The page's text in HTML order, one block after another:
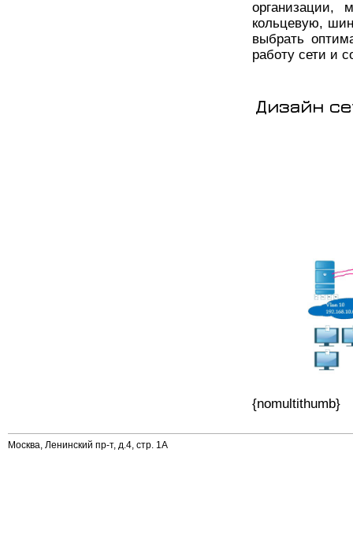
организации,
кольцевую,
выбрать
работу сети и
Дизайн
{nomultithumb}
Москва, Ленинский пр-т, д.4, стр. 1А